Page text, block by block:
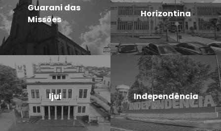
Guarani das
Missões
Horizontina
Ijui Independência